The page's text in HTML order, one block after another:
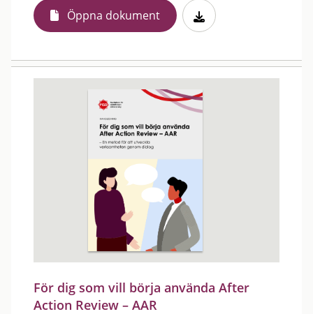
Öppna dokument
För dig som vill börja använda After
Action Review – AAR